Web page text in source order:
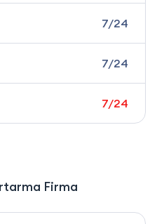
7/24
7/24
7/24
Firma